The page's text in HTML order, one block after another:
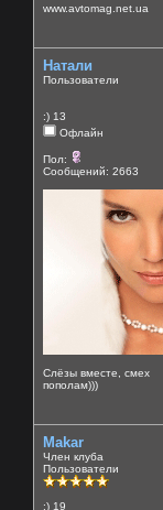
www.avtomag.net.ua
Натали
Пользователи
:) 13
Офлайн
Пол:
Сообщений: 2663
Слёзы вместе, смех
пополам)))
Makar
Член клуба
Пользователи
:) 19